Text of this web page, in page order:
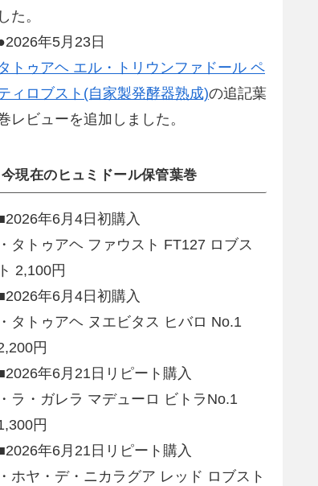
した。
年5月23日
トゥアヘ エル・トリウンファドール ペ
ィロブスト(自家製発酵器熟成)の追記葉
レビューを追加しました。
今現在のヒュミドール保管葉巻
年6月4日初購入
・タトゥアヘ ファウスト FT127 ロブス
ト 2,100円
年6月4日初購入
・タトゥアヘ ヌエビタス ヒバロ No.1
円
年6月21日リピート購入
・ラ・ガレラ マデューロ ビトラNo.1
円
年6月21日リピート購入
・ホヤ・デ・ニカラグア レッド ロブスト